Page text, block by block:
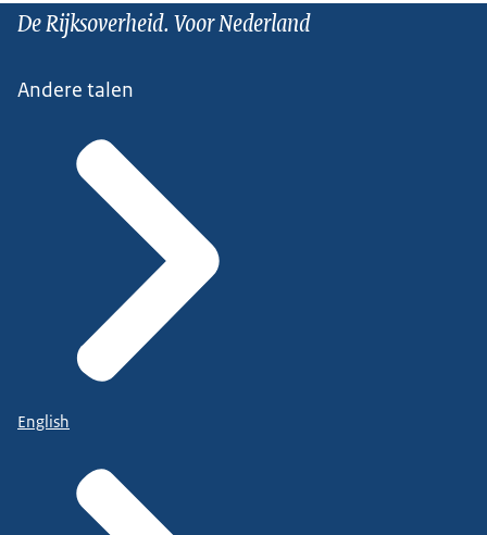
De Rijksoverheid. Voor Nederland
Andere talen
English